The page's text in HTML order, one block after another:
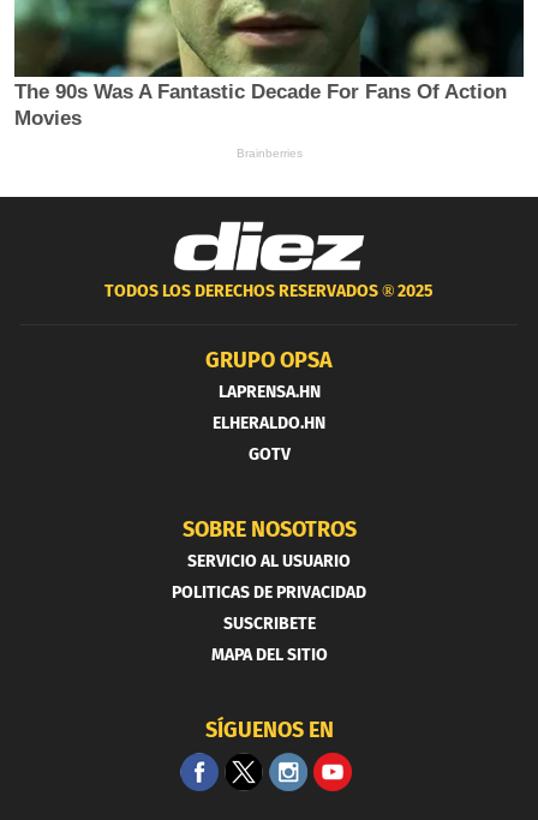
TODOS LOS DERECHOS RESERVADOS ®2025
GRUPO OPSA
LAPRENSA.HN
ELHERALDO.HN
GOTV
SOBRE NOSOTROS
SERVICIO AL USUARIO
POLITICAS DE PRIVACIDAD
SUSCRIBETE
MAPA DEL SITIO
SÍGUENOS EN